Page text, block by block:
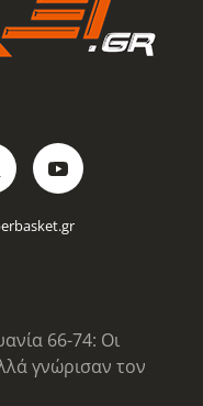
66-74: Οι
γνώρισαν τον